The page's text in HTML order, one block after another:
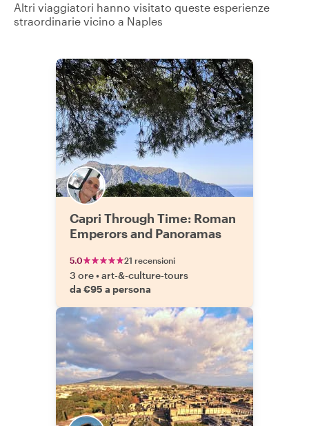
Altri viaggiatori hanno visitato queste esperienze
straordinarie vicino a Naples
Capri Through Time: Roman
Emperors and Panoramas
5.0 21 recensioni
3 ore•art-&-culture-tours
da €95 a persona